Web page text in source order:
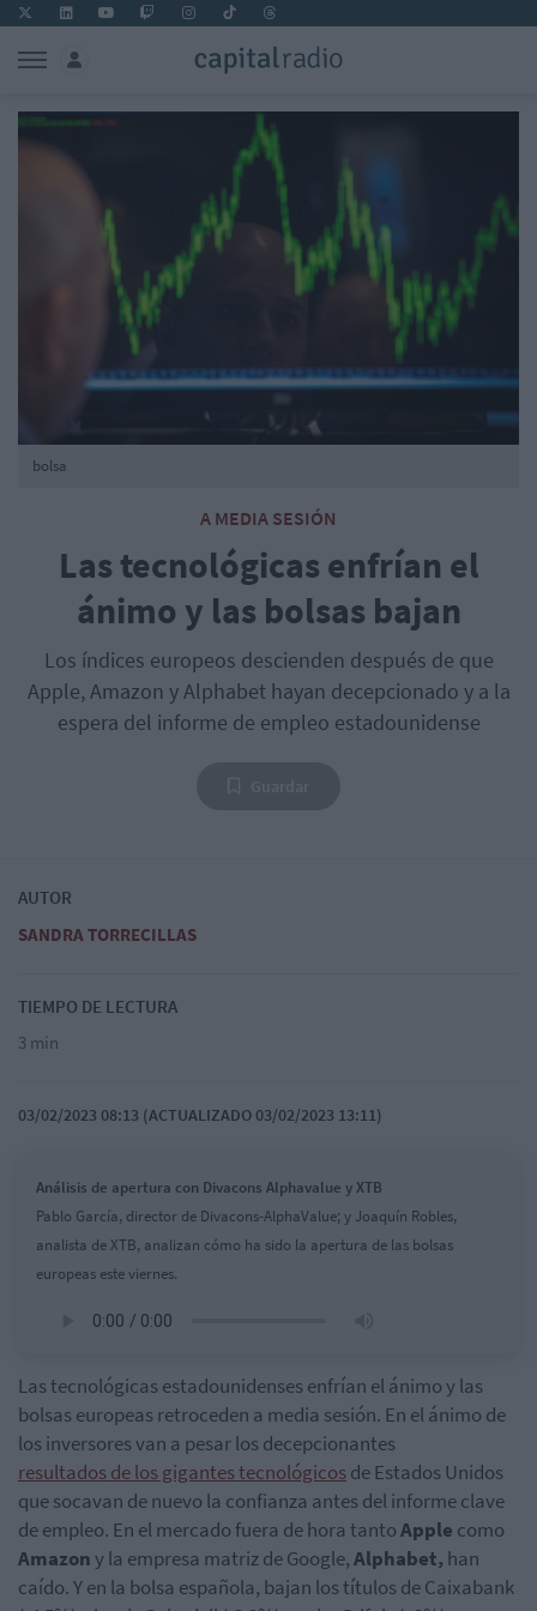
A MEDIA SESIÓN
Las tecnológicas enfrían el
ánimo y las bolsas bajan
Los índices europeos descienden después de que
Apple, Amazon y Alphabet hayan decepcionado y a la
espera del informe de empleo estadounidense
bolsa
AUTOR
SANDRA TORRECILLAS
TIEMPO DE LECTURA
3 min
03/02/2023 08:13 (ACTUALIZADO 03/02/2023 13:11)
Análisis de apertura con Divacons Alphavalue y XTB
Pablo García, director de Divacons-AlphaValue; y Joaquín Robles,
analista de XTB, analizan cómo ha sido la apertura de las bolsas
europeas este viernes.
Las tecnológicas estadounidenses enfrían el ánimo y las
bolsas europeas retroceden a media sesión. En el ánimo de
los inversores van a pesar los decepcionantes
resultados de los gigantes tecnológicosde Estados Unidos
que socavan de nuevo la confianza antes del informe clave
de empleo. En el mercado fuera de hora tantoApple como
Amazony la empresa matriz de Google,Alphabet, han
caído. Y en la bolsa española, bajan los títulos de Caixabank